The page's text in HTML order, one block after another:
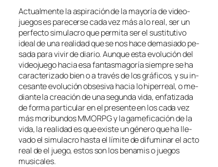
Actualmente la as­pi­ra­ción de la ma­yo­ría de vi­deo­
jue­gos es pa­re­cer­se ca­da vez más a lo real, ser un
per­fec­to si­mu­la­cro que per­mi­ta ser el sus­ti­tu­ti­vo
ideal de una reali­dad que se nos ha­ce de­ma­sia­do pe­
sa­da pa­ra vi­vir de dia­rio. Aunque es­ta evo­lu­ción del
vi­deo­jue­go ha­cia esa fan­tas­ma­go­ría siem­pre se ha
ca­rac­te­ri­za­do bien o a tra­vés de los grá­fi­cos, y su in­
ce­san­te evo­lu­ción ob­se­si­va ha­cia lo hi­per­real, o me­
dian­te la crea­ción de una se­gun­da vi­da, en­fa­ti­za­da
de for­ma par­ti­cu­lar en el pre­sen­te en los ca­da vez
más mo­ri­bun­dosMMORPGy la ga­me­fi­ca­ción de la
vi­da, la reali­dad es que exis­te un gé­ne­ro que ha lle­
va­do el si­mu­la­cro has­ta el lí­mi­te de di­fu­mi­nar el ac­to
real de el jue­go, es­tos son losbe­na­miso jue­gos
musicales.